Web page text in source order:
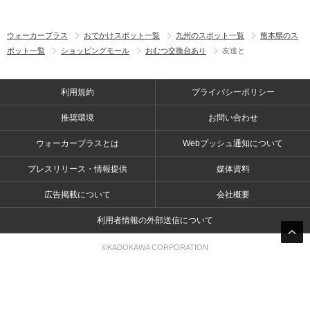
ウォーカープラス おでかけスポット一覧 九州のスポット一覧
熊本県のス
ポット一覧
ショッピングモール おむつ交換台あり 友達と
利用規約 プライバシーポリシー
推奨環境 お問い合わせ
ウォーカープラスとは Webプッシュ通知について
プレスリリース・情報提供 媒体資料
広告掲載について 会社概要
利用者情報の外部送信について
©KADOKAWA CORPORATION